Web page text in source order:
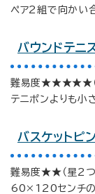
ペア2組で向かい
バウンドテニ
難易度★★★★★（
テニポンよりも小
バスケットピ
難易度★★（星2つ
60×120センチの